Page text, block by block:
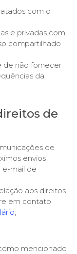
com o
e privadas com
compartilhado
de não fornecer
da
de
de
envios
e-mail de
aos direitos
em contato
;
mencionado